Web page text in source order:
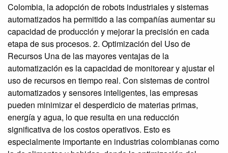
Colombia, la adopción de robots industriales y sistemas
automatizados ha permitido a las compañías aumentar su
capacidad de producción y mejorar la precisión en cada
etapa de sus procesos. 2. Optimización del Uso de
Recursos Una de las mayores ventajas de la
automatización es la capacidad de monitorear y ajustar el
uso de recursos en tiempo real. Con sistemas de control
automatizados y sensores inteligentes, las empresas
pueden minimizar el desperdicio de materias primas,
energía y agua, lo que resulta en una reducción
significativa de los costos operativos. Esto es
especialmente importante en industrias colombianas como